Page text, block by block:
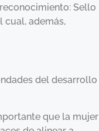
Sello
cual, además,
del desarrollo
que la mujer